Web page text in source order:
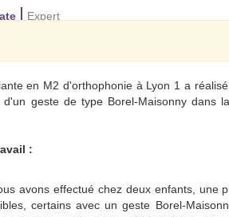
Expert
en M2 d'orthophonie à Lyon 1 a
geste de type Borel-Maisonny dans
:
avons effectué chez deux enfants, une
certains avec un geste Borel-